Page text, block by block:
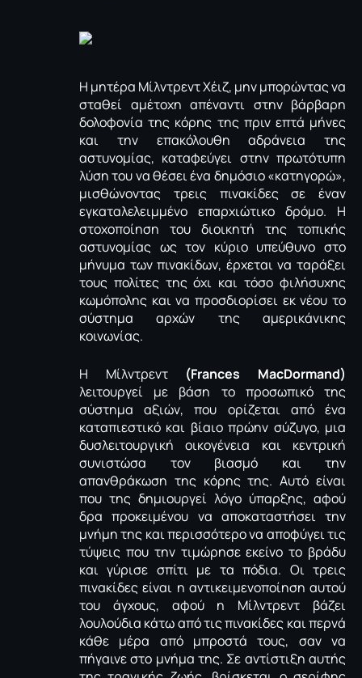
Η μητέρα Μίλντρεντ Χέιζ, μην μπορώντας να
σταθεί αμέτοχη απέναντι στην βάρβαρη
δολοφονία της κόρης της πριν επτά μήνες
και την επακόλουθη αδράνεια της
αστυνομίας, καταφεύγει στην πρωτότυπη
λύση του να θέσει ένα δημόσιο «κατηγορώ»,
μισθώνοντας τρεις πινακίδες σε έναν
εγκαταλελειμμένο επαρχιώτικο δρόμο. Η
στοχοποίηση του διοικητή της τοπικής
αστυνομίας ως τον κύριο υπεύθυνο στο
μήνυμα των πινακίδων, έρχεται να ταράξει
τους πολίτες της όχι και τόσο φιλήσυχης
κωμόπολης και να προσδιορίσει εκ νέου το
σύστημα αρχών της αμερικάνικης
κοινωνίας.
Η Μίλντρεντ (Frances MacDormand)
λειτουργεί με βάση το προσωπικό της
σύστημα αξιών, που ορίζεται από ένα
καταπιεστικό και βίαιο πρώην σύζυγο, μια
δυσλειτουργική οικογένεια και κεντρική
συνιστώσα τον βιασμό και την
απανθράκωση της κόρης της. Αυτό είναι
που της δημιουργεί λόγο ύπαρξης, αφού
δρα προκειμένου να αποκαταστήσει την
μνήμη της και περισσότερο να αποφύγει τις
τύψεις που την τιμώρησε εκείνο το βράδυ
και γύρισε σπίτι με τα πόδια. Οι τρεις
πινακίδες είναι η αντικειμενοποίηση αυτού
του άγχους, αφού η Μίλντρεντ βάζει
λουλούδια κάτω από τις πινακίδες και περνά
κάθε μέρα από μπροστά τους, σαν να
πήγαινε στο μνήμα της. Σε αντίστιξη αυτής